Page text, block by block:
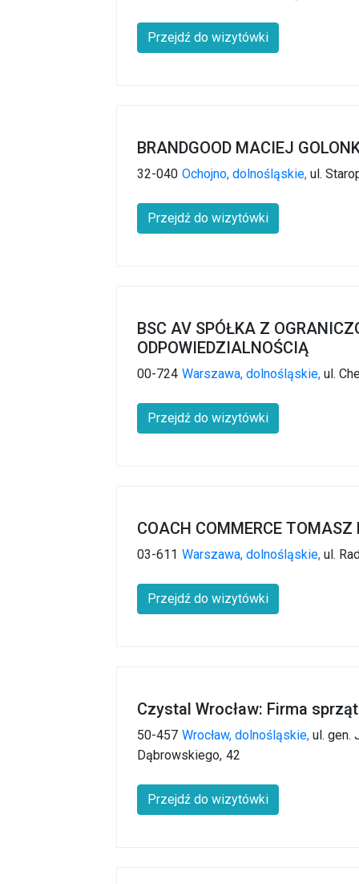
Przejdź do wizytówki
BRANDGOOD MACIEJ
32-040 Ochojno, dolnośląskie, ul.
Przejdź do wizytówki
BSC AV SPÓŁKA Z
ODPOWIEDZIALNOŚCIĄ
00-724 Warszawa, dolnośląskie, ul.
Przejdź do wizytówki
COACH COMMERCE TOMASZ
03-611 Warszawa, dolnośląskie, ul.
Przejdź do wizytówki
Czystal Wrocław: Firma
50-457 Wrocław, dolnośląskie, ul. gen.
Dąbrowskiego, 42
Przejdź do wizytówki